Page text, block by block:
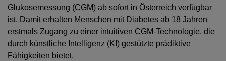
Glukosemessung (CGM) ab sofort in Österreich verfügbar
ist. Damit erhalten Menschen mit Diabetes ab 18 Jahren
erstmals Zugang zu einer intuitiven CGM-Technologie, die
durch künstliche Intelligenz (KI) gestützte prädiktive
Fähigkeiten bietet.